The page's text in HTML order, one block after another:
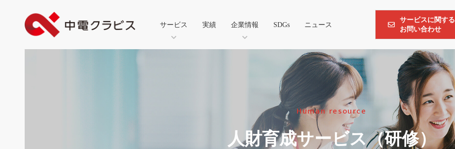
サービス 実績 企業情報 SDGs ニュース
サービスに関する
お問い合わせ
Human resource
人財育成サービス（研修）